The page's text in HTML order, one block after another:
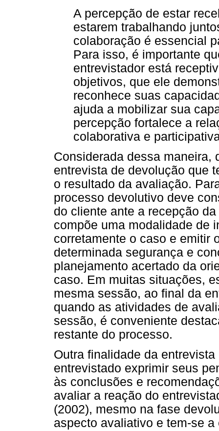
A percepção de estar
estarem trabalhando
colaboração é essencial
Para isso, é importante
entrevistador está
objetivos, que ele
reconhece suas
ajuda a mobilizar sua
percepção fortalece a
colaborativa e
Considerada dessa maneira,
entrevista de devolução que
o resultado da avaliação.
processo devolutivo deve
do cliente ante a recepção
compõe uma modalidade de
corretamente o caso e emitir
determinada segurança e
planejamento acertado da
caso. Em muitas situações,
mesma sessão, ao final da
quando as atividades de
sessão, é conveniente
restante do processo.
Outra finalidade da
entrevistado exprimir seus
às conclusões e
avaliar a reação do
(2002), mesmo na fase
aspecto avaliativo e tem-se